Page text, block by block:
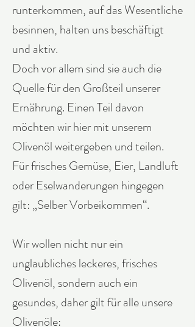
runterkommen, auf das Wesentliche
besinnen, halten uns beschäftigt
und aktiv.
Doch vor allem sind sie auch die
Quelle für den Großteil unserer
Ernährung. Einen Teil davon
möchten wir hier mit unserem
Olivenöl weitergeben und teilen.
Für frisches Gemüse, Eier, Landluft
oder Eselwanderungen hingegen
gilt: „Selber Vorbeikommen“.
Wir wollen nicht nur ein
unglaubliches leckeres, frisches
Olivenöl, sondern auch ein
gesundes, daher gilt für alle unsere
Olivenöle: